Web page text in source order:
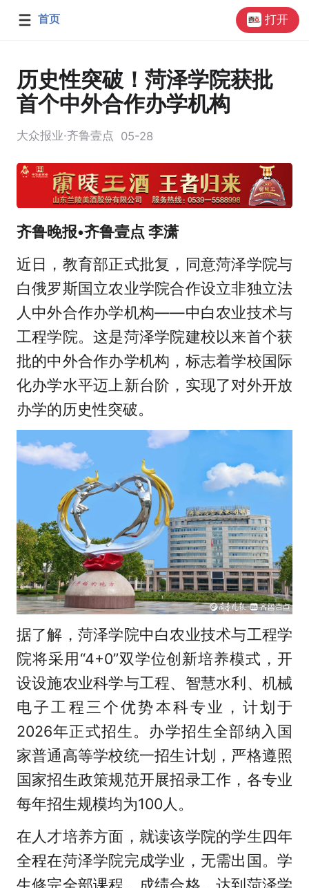
首页 打开
历史性突破！菏泽学院获批
首个中外合作办学机构
大众报业·齐鲁壹点 05-28
齐鲁晚报•齐鲁壹点 李潇
近日，教育部正式批复，同意菏泽学院与
白俄罗斯国立农业学院合作设立非独立法
人中外合作办学机构——中白农业技术与
工程学院。这是菏泽学院建校以来首个获
批的中外合作办学机构，标志着学校国际
化办学水平迈上新台阶，实现了对外开放
办学的历史性突破。
据了解，菏泽学院中白农业技术与工程学
院将采用“4+0”双学位创新培养模式，开
设设施农业科学与工程、智慧水利、机械
电子工程三个优势本科专业，计划于
2026年正式招生。办学招生全部纳入国
家普通高等学校统一招生计划，严格遵照
国家招生政策规范开展招录工作，各专业
每年招生规模均为100人。
在人才培养方面，就读该学院的学生四年
全程在菏泽学院完成学业，无需出国。学
生修完全部课程、成绩合格，达到菏泽学